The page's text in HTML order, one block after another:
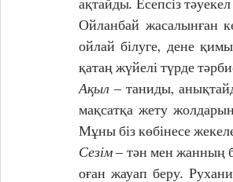
ақтайды. Есепсіз
Ойланбай жасалынған
ойлай білуге, дене
қатаң жүйелі түрде
Ақыл ‒ таниды,
мақсатқа жету
Мұны біз көбінесе
Сезім ‒ тән мен жанның
оған жауап беру.